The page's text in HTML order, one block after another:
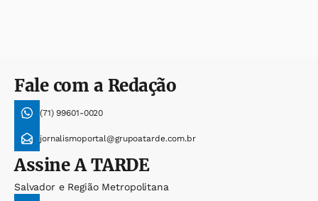
Fale com a Redação
(71) 99601-0020
jornalismoportal@grupoatarde.com.br
AssineA TARDE
Salvador e Região Metropolitana